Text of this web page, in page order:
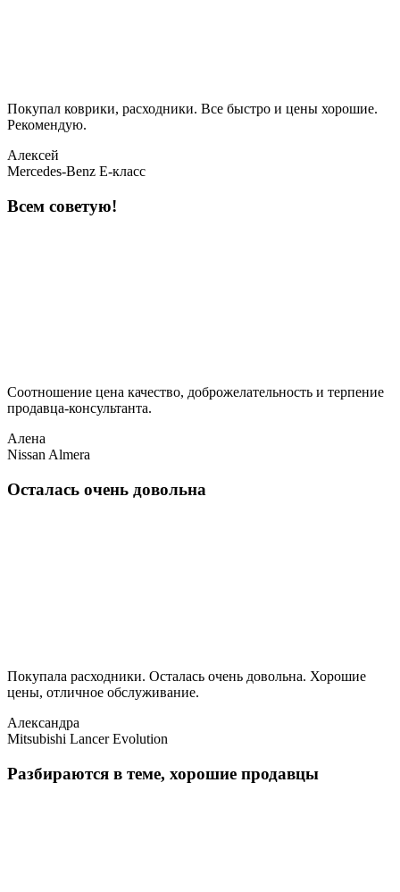
Покупал коврики, расходники. Все быстро и цены хорошие.
Рекомендую.
Алексей
Mercedes-Benz E-класс
Всем советую!
Соотношение цена качество, доброжелательность и терпение
продавца-консультанта.
Алена
Nissan Almera
Осталась очень довольна
Покупала расходники. Осталась очень довольна. Хорошие
цены, отличное обслуживание.
Александра
Mitsubishi Lancer Evolution
Разбираются в теме, хорошие продавцы